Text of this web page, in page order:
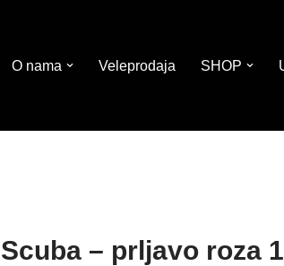
O nama Veleprodaja SHOP
Scuba – prljavo roza